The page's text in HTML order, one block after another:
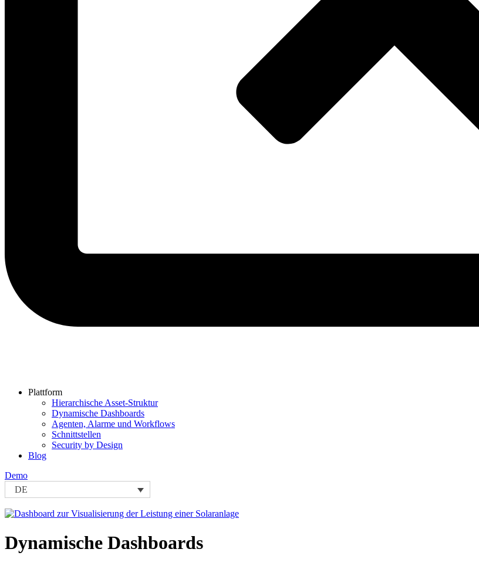
Plattform
Hierarchische Asset-Struktur
Dynamische Dashboards
Agenten, Alarme und Workflows
Schnittstellen
Security by Design
Blog
Demo
DE
Dynamische Dashboards